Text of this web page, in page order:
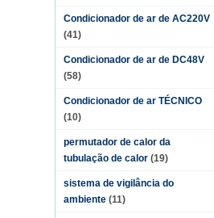
Condicionador de ar de AC220V
(41)
Condicionador de ar de DC48V
(58)
Condicionador de ar TÉCNICO
(10)
permutador de calor da
tubulação de calor (19)
sistema de vigilância do
ambiente (11)